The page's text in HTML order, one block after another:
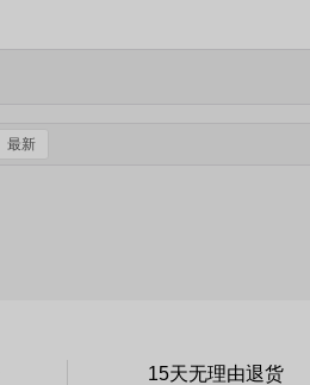
最新
15天无理由退货